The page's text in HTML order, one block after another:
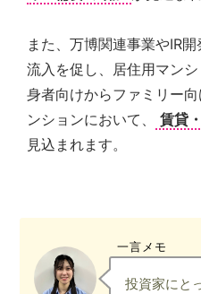
また、万博関連事業やIR
流入を促し、居住用マン
身者向けからファミリー
ンションにおいて、
賃貸
見込まれます。
一言メモ
投資家にと